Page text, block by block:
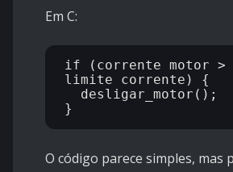
Em C:
if (corrente_motor >
limite_corrente) {
O código parece simples, mas